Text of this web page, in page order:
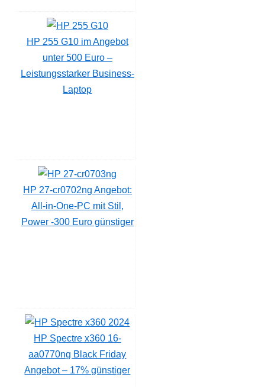
HP 255 G10 im Angebot
unter 500 Euro –
Leistungsstarker Business-
Laptop
HP 27-cr0702ng Angebot:
All-in-One-PC mit Stil,
Power -300 Euro günstiger
HP Spectre x360 16-
aa0770ng Black Friday
Angebot – 17% günstiger